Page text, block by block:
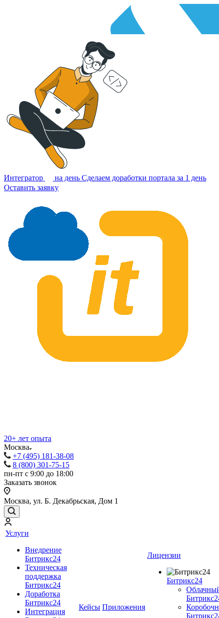
Интегратор на день Сделаем доработки портала за 1 день
Оставить заявку
20+ лет опыта
Москва
+7 (495) 181-38-08
8 (800) 301-75-15
пн-пт с 9:00 до 18:00
Заказать звонок
Москва, ул. Б. Декабрьская, Дом 1
Услуги
Внедрение
Битрикс24
Техническая
поддержка
Битрикс24
Доработка
Битрикс24
Интеграция
Кейсы Приложения
Лицензии
Битрикс24